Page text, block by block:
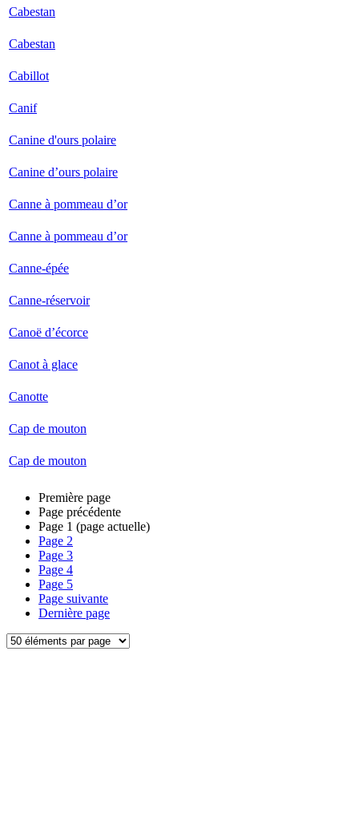
Cabestan
Cabestan
Cabillot
Canif
Canine d'ours polaire
Canine d’ours polaire
Canne à pommeau d’or
Canne à pommeau d’or
Canne-épée
Canne-réservoir
Canoë d’écorce
Canot à glace
Canotte
Cap de mouton
Cap de mouton
Première page
Page précédente
Page 1 (page actuelle)
Page 2
Page 3
Page 4
Page 5
Page suivante
Dernière page